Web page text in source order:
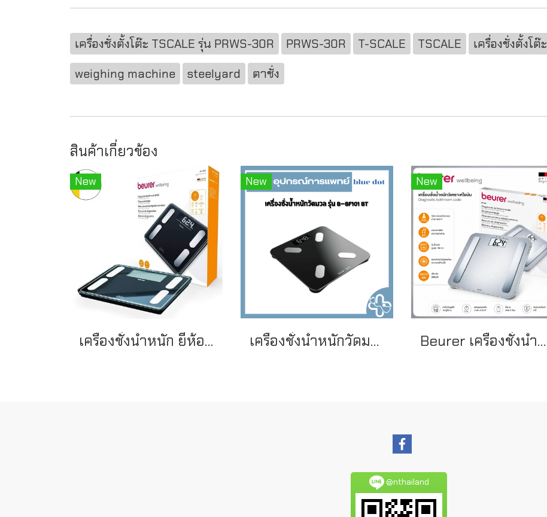
เครื่องชั่งตั้งโต๊ะ TSCALE รุ่น PRWS-30R PRWS-30R T-SCALE TSCALE เครื่องชั่งตั้งโต๊ะ
weighing machine
steelyard ตาชั่ง
สินค้าเกี่ยวข้อง
New
เครื่องชั่งน้ำหนัก ยี่ห้อ BEURER รุ่น BF400 สีดำ
New
เครื่องชั่งน้ำหนักวัดมวล รุ่น B-BF101 BT
New
Beurer เครื่องชั่งน้ำหนักวิเคราะห์องค์ประกอบร่างกาย รุ่น BF183 Diagnostic Bathroom Scale
@nthailand